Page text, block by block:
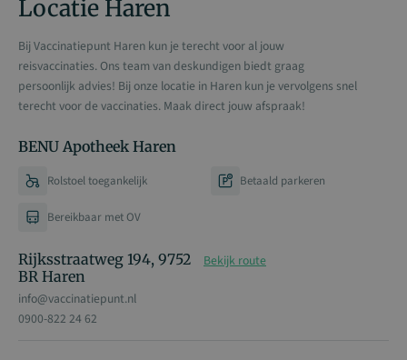
Locatie Haren
Bij Vaccinatiepunt Haren kun je terecht voor al jouw
reisvaccinaties. Ons team van deskundigen biedt graag
persoonlijk advies! Bij onze locatie in Haren kun je vervolgens snel
terecht voor de vaccinaties. Maak direct jouw afspraak!
BENU Apotheek Haren
Rolstoel toegankelijk Betaald parkeren
Bereikbaar met OV
Rijksstraatweg 194, 9752
BR Haren
info@vaccinatiepunt.nl
0900-822 24 62
Bekijk route